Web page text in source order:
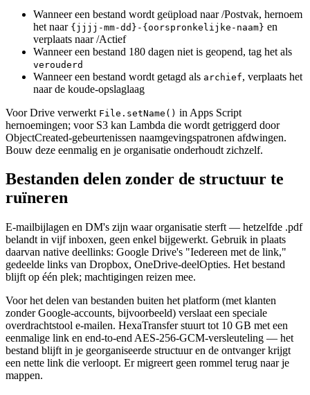
Wanneer een bestand wordt geüpload naar /Postvak, hernoem
het naar {jjjj-mm-dd}-{oorspronkelijke-naam} en
verplaats naar /Actief
Wanneer een bestand 180 dagen niet is geopend, tag het als
verouderd
Wanneer een bestand wordt getagd als archief, verplaats het
naar de koude-opslaglaag
Voor Drive verwerkt File.setName() in Apps Script
hernoemingen; voor S3 kan Lambda die wordt getriggerd door
ObjectCreated-gebeurtenissen naamgevingspatronen afdwingen.
Bouw deze eenmalig en je organisatie onderhoudt zichzelf.
Bestanden delen zonder de structuur te
ruïneren
E-mailbijlagen en DM's zijn waar organisatie sterft — hetzelfde .pdf
belandt in vijf inboxen, geen enkel bijgewerkt. Gebruik in plaats
daarvan native deellinks: Google Drive's "Iedereen met de link,"
gedeelde links van Dropbox, OneDrive-deelOpties. Het bestand
blijft op één plek; machtigingen reizen mee.
Voor het delen van bestanden buiten het platform (met klanten
zonder Google-accounts, bijvoorbeeld) verslaat een speciale
overdrachtstool e-mailen. HexaTransfer stuurt tot 10 GB met een
eenmalige link en end-to-end AES-256-GCM-versleuteling — het
bestand blijft in je georganiseerde structuur en de ontvanger krijgt
een nette link die verloopt. Er migreert geen rommel terug naar je
mappen.